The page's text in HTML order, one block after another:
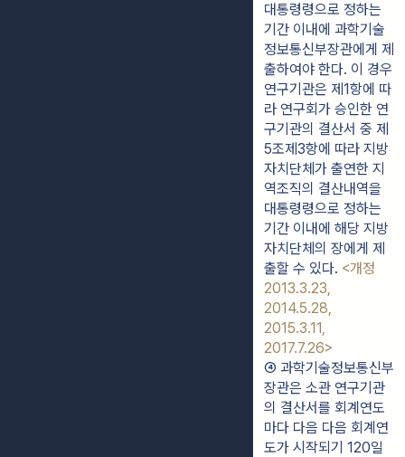
대통령령으로 정하는
기간 이내에 과학기술
정보통신부장관에게 제
출하여야 한다. 이 경우
연구기관은 제1항에 따
라 연구회가 승인한 연
구기관의 결산서 중 제
5조제3항에 따라 지방
자치단체가 출연한 지
역조직의 결산내역을
대통령령으로 정하는
기간 이내에 해당 지방
자치단체의 장에게 제
출할 수 있다. <개정
2013.3.23,
2014.5.28,
2015.3.11,
2017.7.26>
④ 과학기술정보통신부
장관은 소관 연구기관
의 결산서를 회계연도
마다 다음 다음 회계연
도가 시작되기 120일